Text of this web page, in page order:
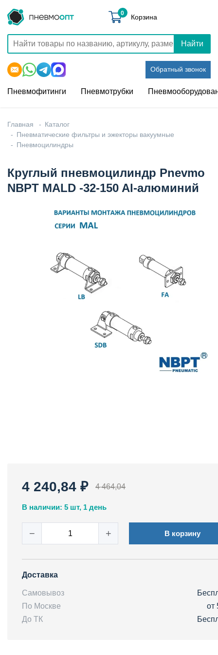
Найти
Обратный звонок
0 Корзина
Пневмофитинги Пневмотрубки
Главная
Каталог
Пневматические фильтры и эжекторы вакуумные
Пневмоцилиндры
Круглый пневмоцилиндр Pnevmo
NBPT MALD -32-150 Al-алюминий
4 240,84 ₽ 4 464,04
В наличии: 5 шт, 1 день
− + В корзину
Доставка
Самовывоз
По Москве
от
До ТК